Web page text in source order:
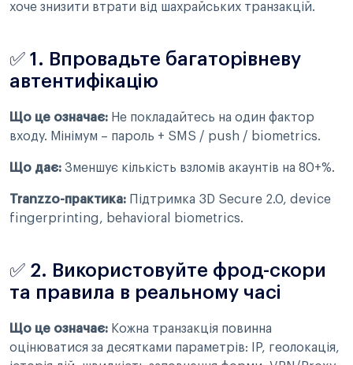
хоче знизити втрати від шахрайських транзакцій.
✅ 1. Впровадьте багаторівневу
автентифікацію
Що це означає: Не покладайтесь на один фактор
входу. Мінімум – пароль + SMS / push / biometrics.
Що дає: Зменшує кількість взломів акаунтів на 80+%.
Tranzzo-практика: Підтримка 3D Secure 2.0, device
fingerprinting, behavioral biometrics.
✅ 2. Використовуйте фрод-скори
та правила в реальному часі
Що це означає: Кожна транзакція повинна
оцінюватися за десятками параметрів: IP, геолокація,